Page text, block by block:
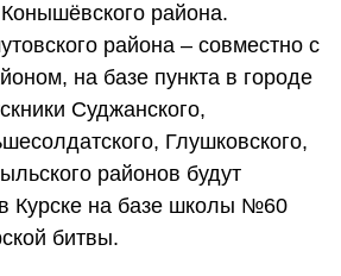
района.
района – совместно с
на базе пункта в городе
Суджанского,
Глушковского,
районов будут
Курске на базе школы №60
битвы.